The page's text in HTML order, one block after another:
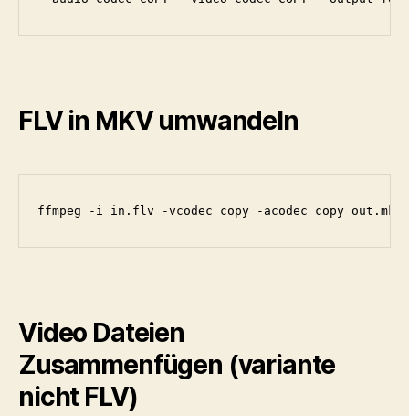
FLV in MKV umwandeln
ffmpeg -i in.flv -vcodec copy -acodec copy out.mkv
Video Dateien
Zusammenfügen (variante
nicht FLV)